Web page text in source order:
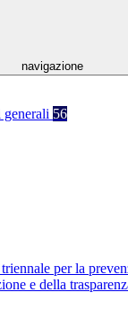
navigazione
56
per la
e della